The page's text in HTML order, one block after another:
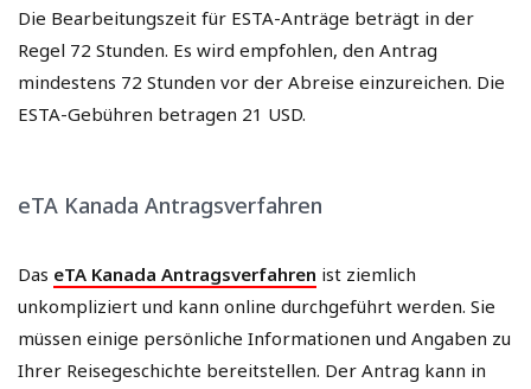
Die Bearbeitungszeit für ESTA-Anträge beträgt in der
Regel 72 Stunden. Es wird empfohlen, den Antrag
mindestens 72 Stunden vor der Abreise einzureichen. Die
ESTA-Gebühren betragen 21 USD.
eTA Kanada Antragsverfahren
Das eTA Kanada Antragsverfahren ist ziemlich
unkompliziert und kann online durchgeführt werden. Sie
müssen einige persönliche Informationen und Angaben zu
Ihrer Reisegeschichte bereitstellen. Der Antrag kann in